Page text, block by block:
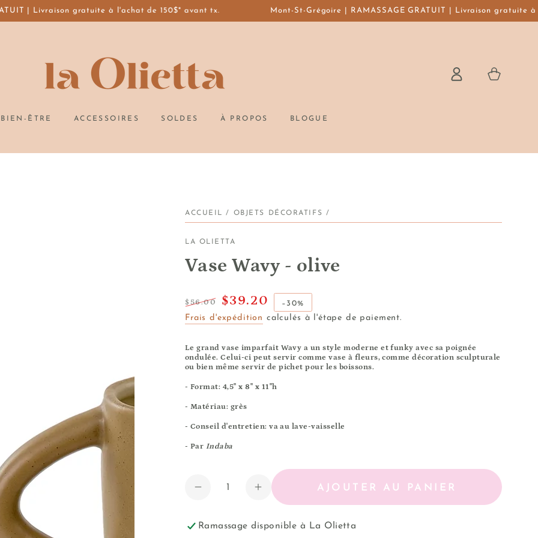
| Livraison gratuite à l'achat de 150$* avant tx. Mont-St-Grégoire | RAMASSAGE GRATUIT | Livraison gratuite à
BIEN-ÊTRE ACCESSOIRES SOLDES À PROPOS BLOGUE
ConnexionPanier
ACCUEIL / OBJETS DÉCORATIFS /
LA OLIETTA
Vase Wavy - olive
Prix
$56.00
Prix
vente
$39.20 –30%
Frais d'expédition calculés à l'étape de paiement.
Le grand vase imparfait Wavy a un style moderne et funky avec sa poignée
ondulée. Celui-ci peut servir comme vase à fleurs, comme décoration sculpturale
ou bien même servir de pichet pour les boissons.
- Format: 4,5" x 8" x 11"h
- Matériau: grès
- Conseil d'entretien: va au lave-vaisselle
- Par Indaba
Quantité
Réduire
quantité
Augmenter
quantité
AJOUTER AU PANIER
Ramassage disponible à La Olietta